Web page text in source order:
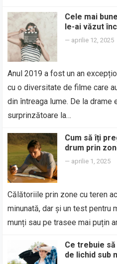
Cele mai
le-ai văzut
— aprilie 12, 2025
Anul 2019 a fost un an
cu o diversitate de filme care
din întreaga lume. De la
surprinzătoare la…
Cum să îți
drum prin
— aprilie 1, 2025
Călătoriile prin zone cu teren
minunată, dar și un test pentru
munți sau pe trasee mai puțin
Ce trebuie
de lichid sub